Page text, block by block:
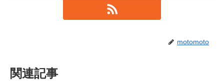
motomoto
関連記事